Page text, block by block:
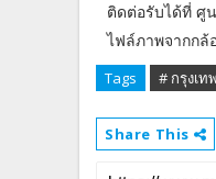
ติดต่อรับได้ที่ ศู
ไฟล์ภาพจากกล้
Tags # กรุงเ
Share This